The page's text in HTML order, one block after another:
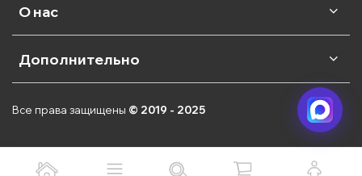
О нас
Дополнительно
Все права защищены © 2019 - 2025